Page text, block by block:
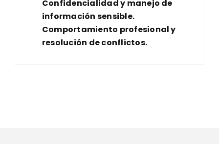
Confidencialidad y manejo de
información sensible.
Comportamiento profesional y
resolución de conflictos.